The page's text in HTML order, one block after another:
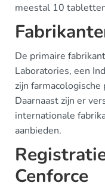
meestal 10
De primaire
Laboratories, een
zijn
Daarnaast zijn er
internationale
aanbieden.
Cenforce